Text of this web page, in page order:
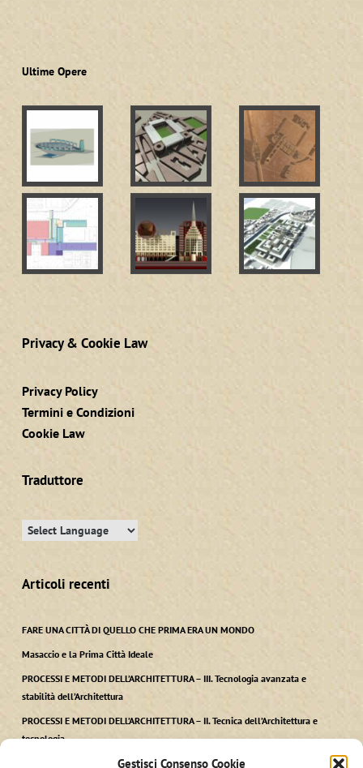
Gestisci Consenso Cookie
Ultime Opere
Privacy & Cookie Law
Privacy Policy
Termini e Condizioni
Cookie Law
Traduttore
Articoli recenti
FARE UNA CITTÀ DI QUELLO CHE PRIMA ERA UN MONDO
Masaccio e la Prima Città Ideale
PROCESSI E METODI DELL’ARCHITETTURA – III. Tecnologia avanzata e
stabilità dell’Architettura
PROCESSI E METODI DELL’ARCHITETTURA – II. Tecnica dell’Architettura e
tecnologia
PROCESSI E METODI DELL’ARCHITETTURA – I. Ars, Techne kai Polis